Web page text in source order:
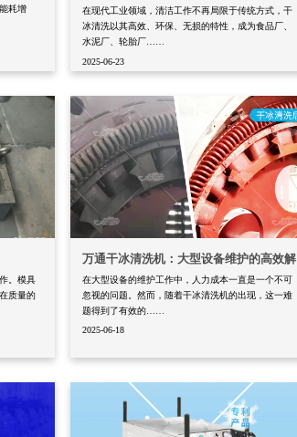
耗增
在现代工业领域，清洁工作不再局限于传统方式，干
冰清洗以其高效、环保、无损的特性，成为食品厂、
水泥厂、轮胎厂……
2025-06-23
。模具
质量的
万通干冰清洗机：大型设备维护的高效解
在大型设备的维护工作中，人力成本一直是一个不可
忽视的问题。然而，随着干冰清洗机的出现，这一难
题得到了有效的……
2025-06-18